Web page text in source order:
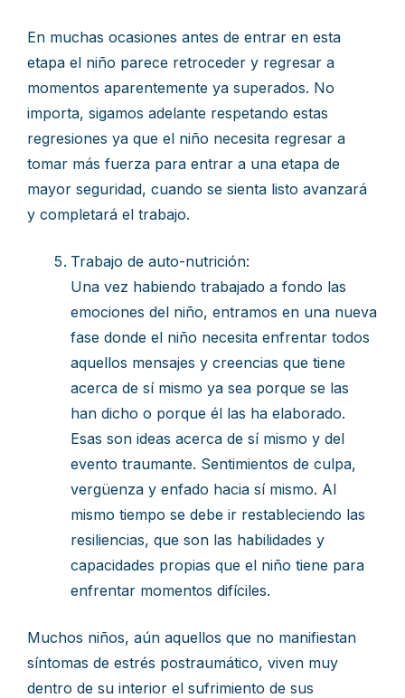
En muchas ocasiones antes de entrar en esta
etapa el niño parece retroceder y regresar a
momentos aparentemente ya superados. No
importa, sigamos adelante respetando estas
regresiones ya que el niño necesita regresar a
tomar más fuerza para entrar a una etapa de
mayor seguridad, cuando se sienta listo avanzará
y completará el trabajo.
Trabajo de auto-nutrición:
Una vez habiendo trabajado a fondo las
emociones del niño, entramos en una nueva
fase donde el niño necesita enfrentar todos
aquellos mensajes y creencias que tiene
acerca de sí mismo ya sea porque se las
han dicho o porque él las ha elaborado.
Esas son ideas acerca de sí mismo y del
evento traumante. Sentimientos de culpa,
vergüenza y enfado hacia sí mismo. Al
mismo tiempo se debe ir restableciendo las
resiliencias, que son las habilidades y
capacidades propias que el niño tiene para
enfrentar momentos difíciles.
Muchos niños, aún aquellos que no manifiestan
síntomas de estrés postraumático, viven muy
dentro de su interior el sufrimiento de sus